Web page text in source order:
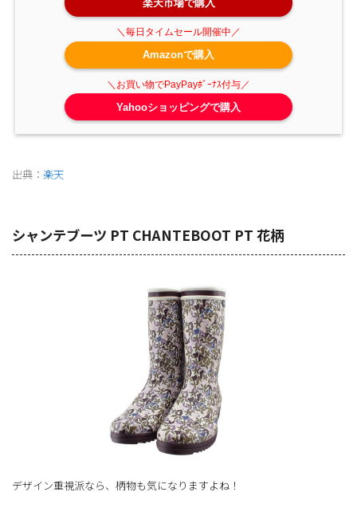
楽天市場で購入
Amazonで購入
Yahooショッピングで購入
出典： 楽天
シャンテブーツ PT CHANTEBOOT PT 花柄
デザイン重視派なら、柄物も気になりますよね！